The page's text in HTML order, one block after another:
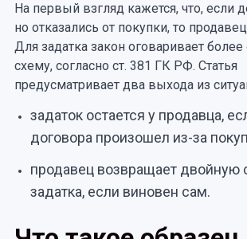
На первый взгляд кажется, что, если
но отказались от покупки, то
Для задатка закон оговаривает
схему, согласно ст. 381 ГК РФ. Статья
предусматривает два выхода из
задаток остается у продавца,
договора произошел из-за
продавец возвращает двойную
задатка, если виновен сам.